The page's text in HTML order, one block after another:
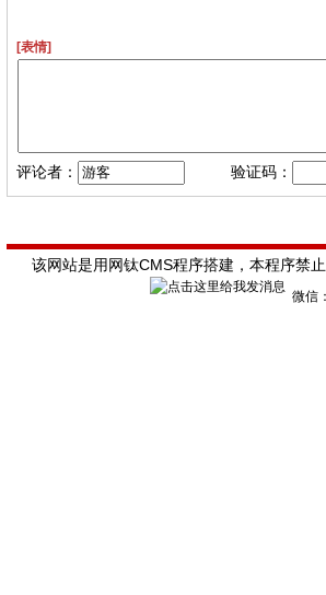
[表情]
评论者： 验证码：
该网站是用网钛CMS程序搭建，本程序禁
微信